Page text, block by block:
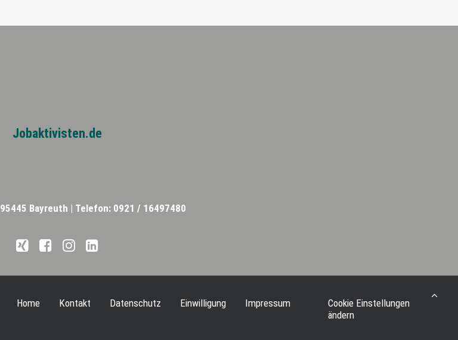
Jobaktivisten.de
95445 Bayreuth | Telefon: 0921 / 16497480
Home Kontakt Datenschutz Einwilligung Impressum
Cookie Einstellungen
ändern